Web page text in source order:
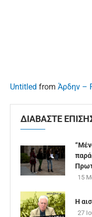
Untitled from Άρδην –
ΔΙΑΒΑΣΤΕ
15
Η
27